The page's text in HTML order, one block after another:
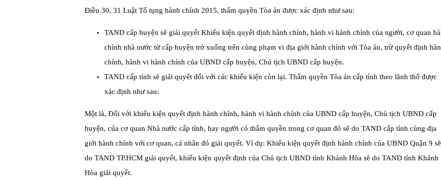
Điều 30, 31 Luật Tố tụng hành chính 2015, thẩm quyền Tòa án được xác định như sau:
TAND cấp huyện sẽ giải quyết Khiếu kiện quyết định hành chính, hành vi hành chính của người, cơ quan
chính nhà nước từ cấp huyện trở xuống trên cùng phạm vi địa giới hành chính với Tòa án, trừ quyết định
chính, hành vi hành chính của UBND cấp huyện, Chủ tịch UBND cấp huyện.
TAND cấp tỉnh sẽ giải quyết đối với các khiếu kiện còn lại. Thẩm quyền Tòa án cấp tỉnh theo lãnh thổ được
xác định như sau:
Một là, Đối với khiếu kiện quyết định hành chính, hành vi hành chính của UBND cấp huyện, Chủ tịch UBND cấp
huyện, của cơ quan Nhà nước cấp tỉnh, hay người có thẩm quyền trong cơ quan đó sẽ do TAND cấp tỉnh cùng địa
giới hành chính với cơ quan, cá nhân đó giải quyết. Ví dụ: Khiếu kiện quyết định hành chính của UBND Quận 9 sẽ
do TAND TP.HCM giải quyết, khiếu kiện quyết định của Chủ tịch UBND tỉnh Khánh Hòa sẽ do TAND tỉnh Khánh
Hòa giải quyết.